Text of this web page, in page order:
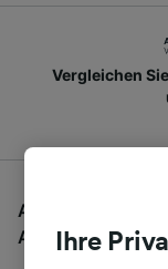
Auf der Suche
Ashurst New
Ihre